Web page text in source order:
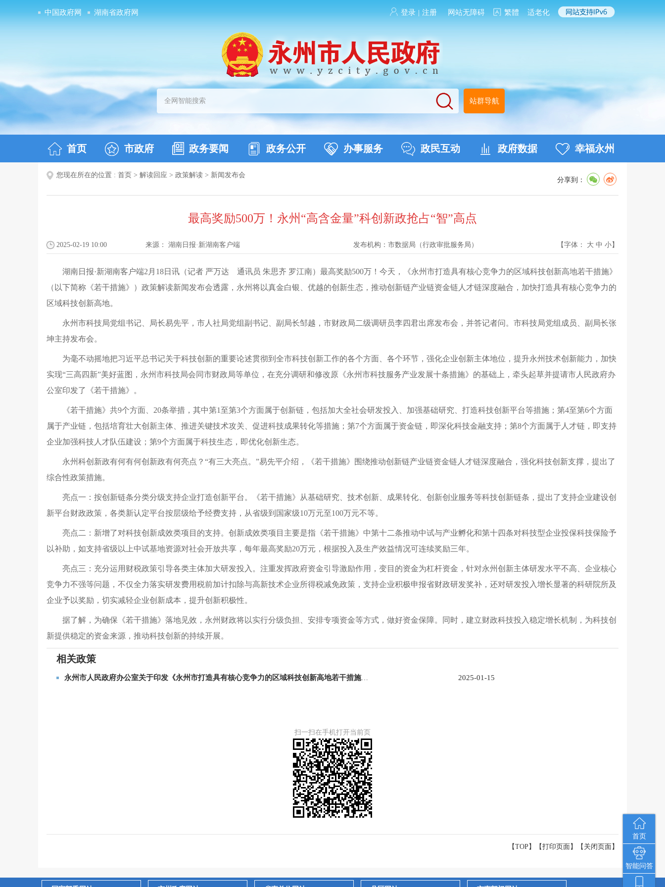
中国政府网 湖南省政府网 登录 | 注册 网站无障碍 繁體 适老化
站群导航
首页 市政府 政务要闻 政务公开 办事服务 政民互动 政府数据 幸福永州
首页
智能问答
您现在所在的位置 : 首页 > 解读回应 > 政策解读 > 新闻发布会
分享到：
最高奖励500万！永州“高含金量”科创新政抢占“智”高点
2025-02-19 10:00 来源： 湖南日报·新湖南客户端 发布机构： 市数据局（行政审批服务局） 【字体： 大 中 小】
湖南日报·新湖南客户端2月18日讯（记者 严万达 通讯员 朱思齐 罗江南）最高奖励500万！今天，《永州市打造具有核心竞争力的区域科技创新高地若干措施》
（以下简称《若干措施》）政策解读新闻发布会透露，永州将以真金白银、优越的创新生态，推动创新链产业链资金链人才链深度融合，加快打造具有核心竞争力的
区域科技创新高地。
永州市科技局党组书记、局长易先平，市人社局党组副书记、副局长邹越，市财政局二级调研员李四君出席发布会，并答记者问。市科技局党组成员、副局长张
坤主持发布会。
为毫不动摇地把习近平总书记关于科技创新的重要论述贯彻到全市科技创新工作的各个方面、各个环节，强化企业创新主体地位，提升永州技术创新能力，加快
实现“三高四新”美好蓝图，永州市科技局会同市财政局等单位，在充分调研和修改原《永州市科技服务产业发展十条措施》的基础上，牵头起草并提请市人民政府办
公室印发了《若干措施》。
《若干措施》共9个方面、20条举措，其中第1至第3个方面属于创新链，包括加大全社会研发投入、加强基础研究、打造科技创新平台等措施；第4至第6个方面
属于产业链，包括培育壮大创新主体、推进关键技术攻关、促进科技成果转化等措施；第7个方面属于资金链，即深化科技金融支持；第8个方面属于人才链，即支持
企业加强科技人才队伍建设；第9个方面属于科技生态，即优化创新生态。
永州科创新政有何有何创新政有何亮点？“有三大亮点。”易先平介绍，《若干措施》围绕推动创新链产业链资金链人才链深度融合，强化科技创新支撑，提出了
综合性政策措施。
亮点一：按创新链条分类分级支持企业打造创新平台。《若干措施》从基础研究、技术创新、成果转化、创新创业服务等科技创新链条，提出了支持企业建设创
新平台财政政策，各类新认定平台按层级给予经费支持，从省级到国家级10万元至100万元不等。
亮点二：新增了对科技创新成效类项目的支持。创新成效类项目主要是指《若干措施》中第十二条推动中试与产业孵化和第十四条对科技型企业投保科技保险予
以补助，如支持省级以上中试基地资源对社会开放共享，每年最高奖励20万元，根据投入及生产效益情况可连续奖励三年。
亮点三：充分运用财税政策引导各类主体加大研发投入。注重发挥政府资金引导激励作用，变目的资金为杠杆资金，针对永州创新主体研发水平不高、企业核心
竞争力不强等问题，不仅全力落实研发费用税前加计扣除与高新技术企业所得税减免政策，支持企业积极申报省财政研发奖补，还对研发投入增长显著的科研院所及
企业予以奖励，切实减轻企业创新成本，提升创新积极性。
据了解，为确保《若干措施》落地见效，永州财政将以实行分级负担、安排专项资金等方式，做好资金保障。同时，建立财政科技投入稳定增长机制，为科技创
新提供稳定的资金来源，推动科技创新的持续开展。
相关政策
永州市人民政府办公室关于印发《永州市打造具有核心竞争力的区域科技创新高地若干措施》的通知 2025-01-15
扫一扫在手机打开当前页
【TOP】 【打印页面 】【 关闭页面 】